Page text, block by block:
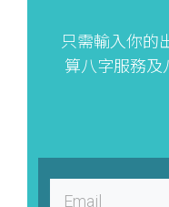
只需輸入你的
算八字服務